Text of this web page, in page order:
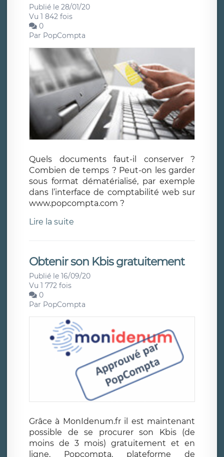
Publié le 28/01/20
Vu 1 842 fois
0
Par PopCompta
Quels documents faut-il conserver ?
Combien de temps ? Peut-on les garder
sous format dématérialisé, par exemple
dans l’interface de comptabilité web sur
www.popcompta.com ?
Lire la suite
Obtenir son Kbis gratuitement
Publié le 16/09/20
Vu 1 772 fois
0
Par PopCompta
Grâce à MonIdenum.fr il est maintenant
possible de se procurer son Kbis (de
moins de 3 mois) gratuitement et en
ligne. Popcompta, plateforme de